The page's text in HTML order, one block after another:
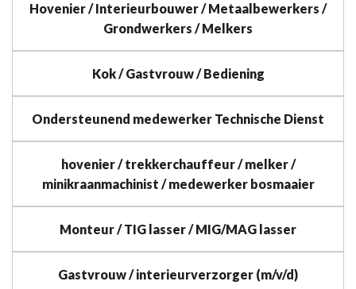
Hovenier / Interieurbouwer / Metaalbewerkers /
Grondwerkers / Melkers
Kok / Gastvrouw / Bediening
Ondersteunend medewerker Technische Dienst
hovenier / trekkerchauffeur / melker /
minikraanmachinist / medewerker bosmaaier
Monteur / TIG lasser / MIG/MAG lasser
Gastvrouw / interieurverzorger (m/v/d)